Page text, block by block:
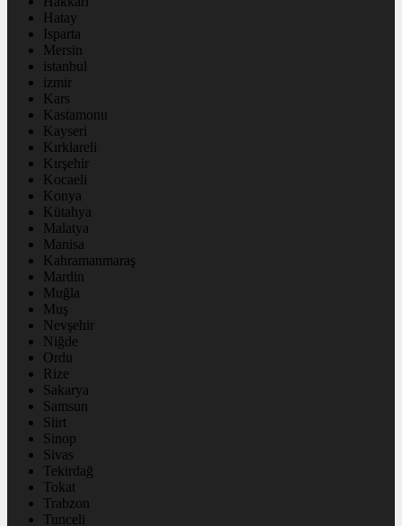
Hatay
Isparta
Mersin
istanbul
izmir
Kars
Kastamonu
Kayseri
Kırklareli
Kırşehir
Kocaeli
Konya
Kütahya
Malatya
Manisa
Kahramanmaraş
Mardin
Muğla
Muş
Nevşehir
Niğde
Ordu
Rize
Sakarya
Samsun
Siirt
Sinop
Sivas
Tekirdağ
Tokat
Trabzon
Tunceli